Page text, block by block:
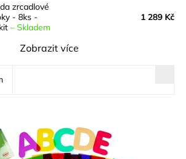
zrcadlové
- 8ks -
– Skladem
1 289 Kč
Zobrazit více